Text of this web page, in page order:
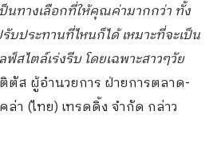
นทางเลือกที่ให้คุณค่ามากกว่า ทั้ง
ประทานที่ไหนก็ได้ เหมาะที่จะเป็น
สไตล์เร่งรีบ โดยเฉพาะสาวๆวัย
ตัส ผู้อำนวยการ ฝ่ายการตลาด-
า (ไทย) เทรดดิ้ง จำกัด กล่าว